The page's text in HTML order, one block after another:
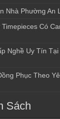
Nhà Phường An
Có
Nghề Uy Tín
Phục Theo
Sách